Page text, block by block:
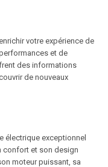
votre expérience de
et de
des informations
de nouveaux
électrique exceptionnel
confort et son design
moteur puissant, sa